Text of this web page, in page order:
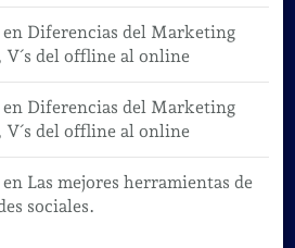
en Diferencias del Marketing
V´s del offline al online
en Diferencias del Marketing
V´s del offline al online
en Las mejores herramientas de
sociales.